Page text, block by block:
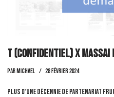
T (confidentiel) x Massai
par Michael 28 février 2024
Plus d’une décennie de partenariat